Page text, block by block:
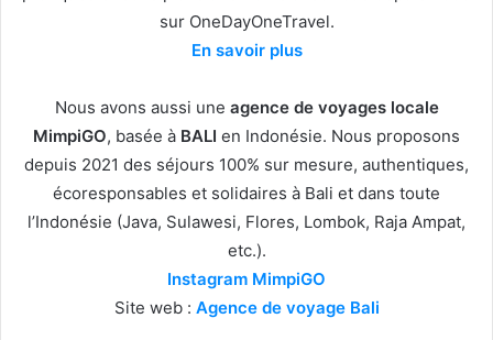
sur OneDayOneTravel.
En savoir plus
Nous avons aussi une agence de voyages locale
MimpiGO, basée à BALI en Indonésie. Nous proposons
depuis 2021 des séjours 100% sur mesure, authentiques,
écoresponsables et solidaires à Bali et dans toute
l’Indonésie (Java, Sulawesi, Flores, Lombok, Raja Ampat,
etc.).
Instagram MimpiGO
Site web : Agence de voyage Bali